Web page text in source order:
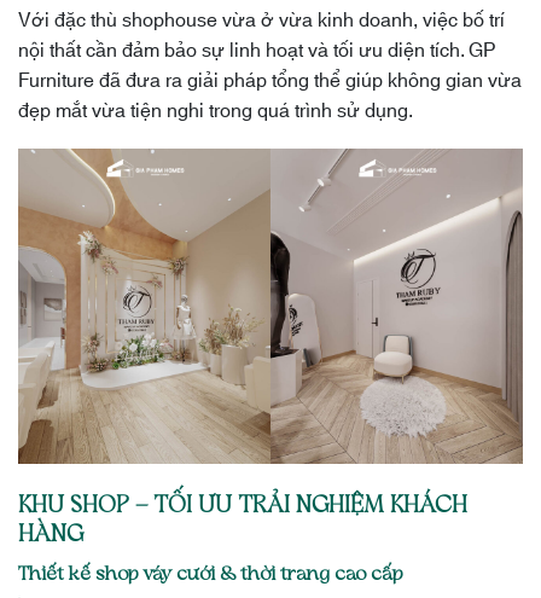
Với đặc thù shophouse vừa ở vừa kinh doanh, việc bố trí
nội thất cần đảm bảo sự linh hoạt và tối ưu diện tích. GP
Furniture đã đưa ra giải pháp tổng thể giúp không gian vừa
đẹp mắt vừa tiện nghi trong quá trình sử dụng.
KHU SHOP – TỐI ƯU TRẢI NGHIỆM KHÁCH
HÀNG
Thiết kế shop váy cưới & thời trang cao cấp